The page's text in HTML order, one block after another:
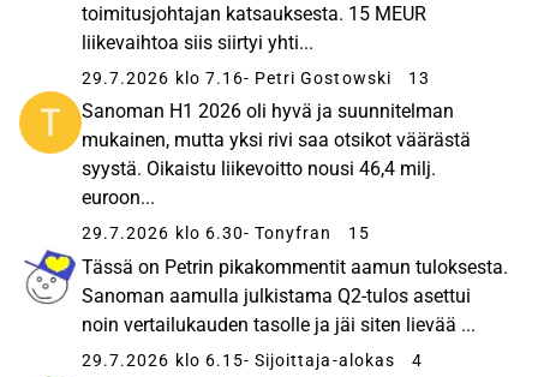
toimitusjohtajan katsauksesta. 15 MEUR
liikevaihtoa siis siirtyi yhti...
29.7.2026 klo 7.16- Petri Gostowski 13
Sanoman H1 2026 oli hyvä ja suunnitelman
mukainen, mutta yksi rivi saa otsikot väärästä
syystä. Oikaistu liikevoitto nousi 46,4 milj.
euroon...
29.7.2026 klo 6.30- Tonyfran 15
Tässä on Petrin pikakommentit aamun tuloksesta.
Sanoman aamulla julkistama Q2-tulos asettui
noin vertailukauden tasolle ja jäi siten lievää ...
29.7.2026 klo 6.15- Sijoittaja-alokas 4